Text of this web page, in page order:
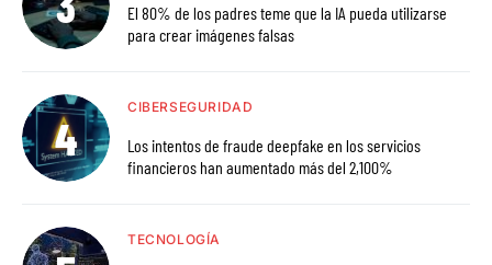
El 80% de los padres teme que la IA pueda utilizarse
para crear imágenes falsas
CIBERSEGURIDAD
Los intentos de fraude deepfake en los servicios
financieros han aumentado más del 2,100%
TECNOLOGÍA